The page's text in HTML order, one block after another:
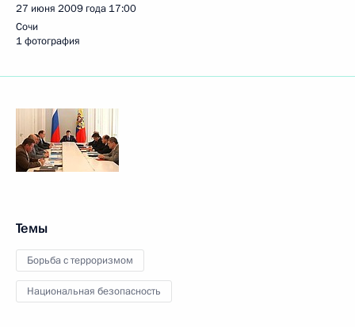
27 июня 2009 года 17:00
Сочи
1 фотография
Темы
Борьба с терроризмом
Национальная безопасность